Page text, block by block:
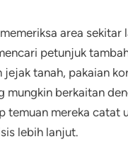
area sekitar
petunjuk
jejak tanah, pakaian
mungkin berkaitan
temuan mereka catat
lebih lanjut.